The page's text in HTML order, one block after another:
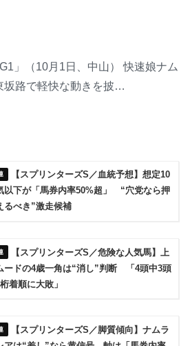
」（10月1日、中山） 快速娘ナム
坂路で軽快な動きを披…
【スプリンターズS／血統予想】想定10
以下が「馬券内率50%超」 “穴党なら押
るべき”激走候補
【スプリンターズS／危険な人気馬】上
ードの4歳一角は“消し”判断 「4頭中3頭
着順に大敗」
【スプリンターズS／脚質傾向】ナムラ